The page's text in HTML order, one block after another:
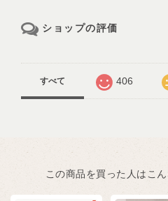
ショップの評価
すべて 406
この商品を買った人はこ